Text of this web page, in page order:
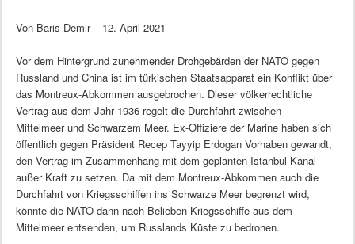
Von Baris Demir – 12. April 2021
Vor dem Hintergrund zunehmender Drohgebärden der NATO gegen
Russland und China ist im türkischen Staatsapparat ein Konflikt über
das Montreux-Abkommen ausgebrochen. Dieser völkerrechtliche
Vertrag aus dem Jahr 1936 regelt die Durchfahrt zwischen
Mittelmeer und Schwarzem Meer. Ex-Offiziere der Marine haben sich
öffentlich gegen Präsident Recep Tayyip Erdogan Vorhaben gewandt,
den Vertrag im Zusammenhang mit dem geplanten Istanbul-Kanal
außer Kraft zu setzen. Da mit dem Montreux-Abkommen auch die
Durchfahrt von Kriegsschiffen ins Schwarze Meer begrenzt wird,
könnte die NATO dann nach Belieben Kriegsschiffe aus dem
Mittelmeer entsenden, um Russlands Küste zu bedrohen.